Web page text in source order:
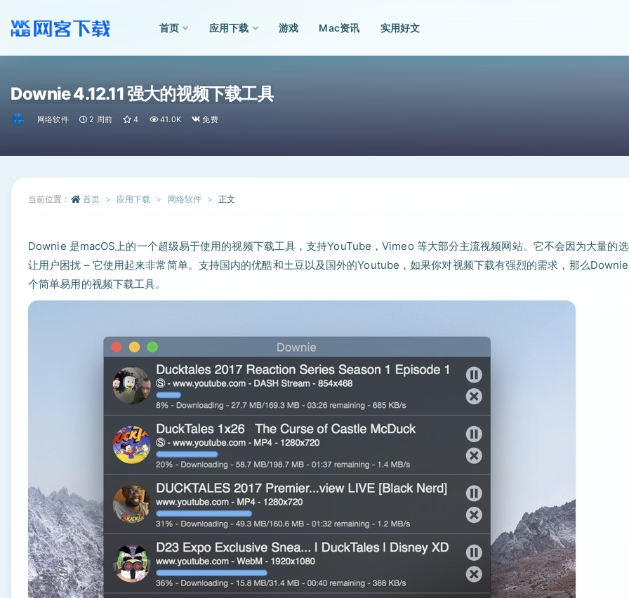
首页 应用下载 游戏 Mac资讯 实用好文
Downie 4.12.11 强大的视频下载工具
网络软件 2 周前 4 41.0K 免费
当前位置： 首页 应用下载 网络软件 正文
Downie 是macOS上的一个超级易于使用的视频下载工具，支持YouTube，Vimeo 等大部分主流视频网站。它不会因为大量的
让用户困扰 – 它使用起来非常简单。支持国内的优酷和土豆以及国外的Youtube，如果你对视频下载有强烈的需求，那么
个简单易用的视频下载工具。